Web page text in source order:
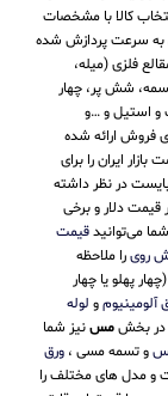
ارائه شده و
کالا با مشخصات
سرعت پردازش شده
فلزی (میله،
شش پر، چهار
و استیل و …و
فروش ارائه شده
ایران را برای
در نظر داشته
قیمت دلار و برخی
می‌توانیدقیمت
رویرا ملاحظه
پهلو یا چهار
آلومینیومو لوله
در بخشمسنیز شما
و تسمه مسی ،ورق